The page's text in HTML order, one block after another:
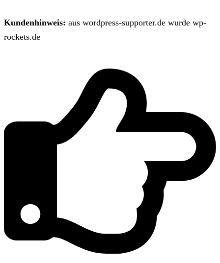
Kundenhinweis: aus wordpress-supporter.de wurde wp-
rockets.de